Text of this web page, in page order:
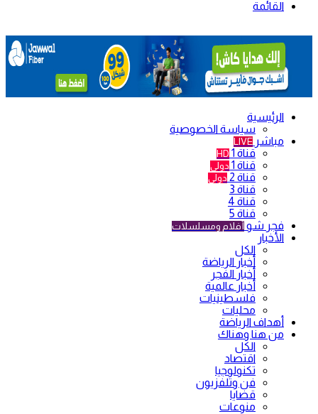
القائمة
الرئيسية
سياسة الخصوصية
مباشر LIVE
قناة 1 HD
قناة 1 دولي
قناة 2 دولي
قناة 3
قناة 4
قناة 5
فجر شو أفلام ومسلسلات
الأخبار
الكل
أخبار الرياضة
أخبار الفجر
أخبار عالمية
فلسطينيات
محليات
أهداف الرياضة
من هنا وهناك
الكل
اقتصاد
تكنولوجيا
فن وتلفزيون
قضايا
منوعات